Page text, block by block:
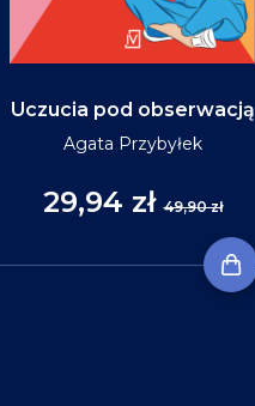
Uczucia pod obserwacją
Agata Przybyłek
29,94 zł49,90 zł